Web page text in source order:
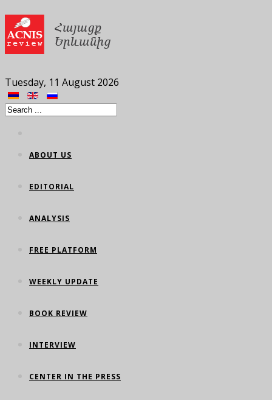
Tuesday, 11 August 2026
ABOUT US
EDITORIAL
ANALYSIS
FREE PLATFORM
WEEKLY UPDATE
BOOK REVIEW
INTERVIEW
CENTER IN THE PRESS